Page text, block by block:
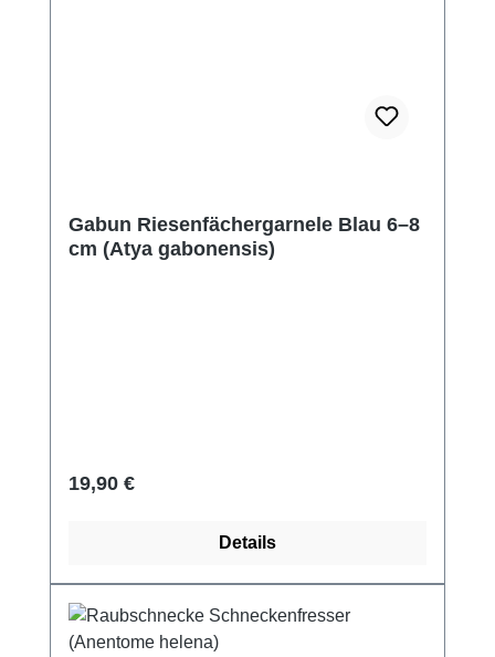
Gabun Riesenfächergarnele Blau 6–8
cm (Atya gabonensis)
Regulärer Preis:
19,90 €
Details